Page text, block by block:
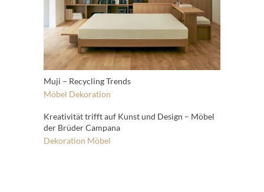
Muji – Recycling Trends
Möbel Dekoration
Kreativität trifft auf Kunst und Design – Möbel
der Brüder Campana
Dekoration Möbel